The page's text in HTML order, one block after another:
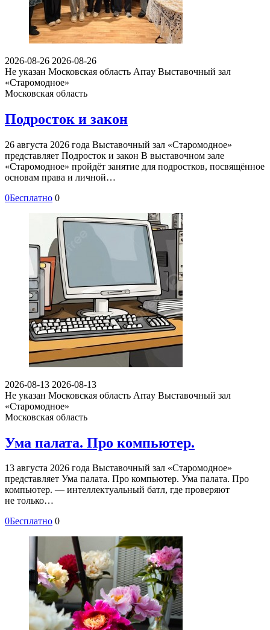
2026-08-26 2026-08-26
Не указан Московская область Array Выставочный зал
«Старомодное»
Московская область
Подросток и закон
26 августа 2026 года Выставочный зал «Старомодное»
представляет Подросток и закон В выставочном зале
«Старомодное» пройдёт занятие для подростков, посвящённое
основам права и личной…
0Бесплатно 0
2026-08-13 2026-08-13
Не указан Московская область Array Выставочный зал
«Старомодное»
Московская область
Ума палата. Про компьютер.
13 августа 2026 года Выставочный зал «Старомодное»
представляет Ума палата. Про компьютер. Ума палата. Про
компьютер. — интеллектуальный батл, где проверяют
не только…
0Бесплатно 0